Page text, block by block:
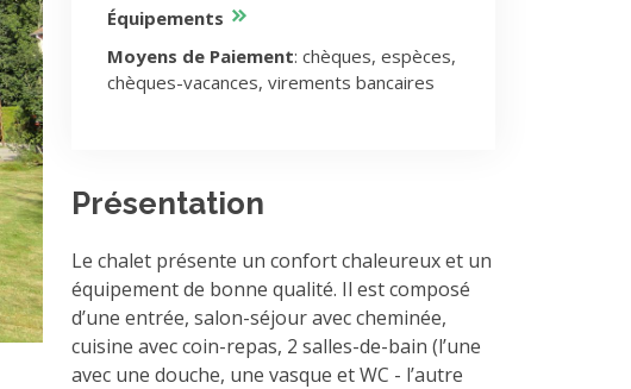
Équipements
Moyens de Paiement: chèques, espèces,
chèques-vacances, virements bancaires
Présentation
Le chalet présente un confort chaleureux et un
équipement de bonne qualité. Il est composé
d’une entrée, salon-séjour avec cheminée,
cuisine avec coin-repas, 2 salles-de-bain (l’une
avec une douche, une vasque et WC - l’autre